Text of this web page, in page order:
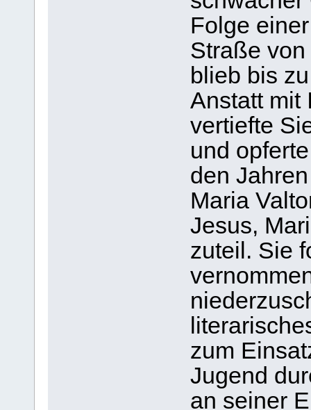
Folge
Straße
blieb bis
Anstatt mit
vertiefte
und
den
Maria
Jesus,
zuteil. Sie
zum
Jugend
an seiner